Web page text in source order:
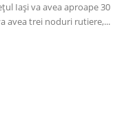
Iaşi va avea aproape 30
avea trei noduri rutiere,...